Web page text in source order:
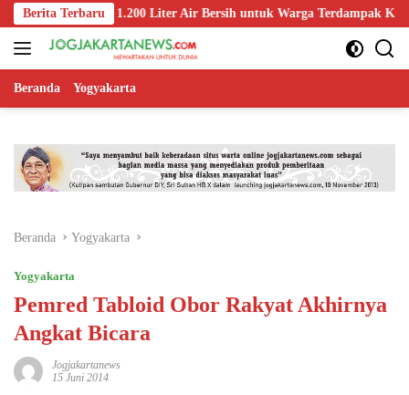
Langsung
ke
konten
Berita Terbaru
1.200 Liter Air Bersih untuk Warga Terdampak Kekeringan di
Beranda Yogyakarta
Beranda Yogyakarta
Yogyakarta
Pemred Tabloid Obor Rakyat Akhirnya
Angkat Bicara
Jogjakartanews
15 Juni 2014